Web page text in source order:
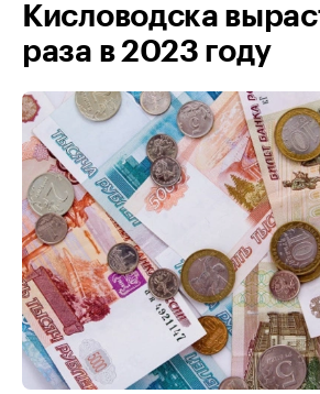
Кисловодска
раза в 2023 году